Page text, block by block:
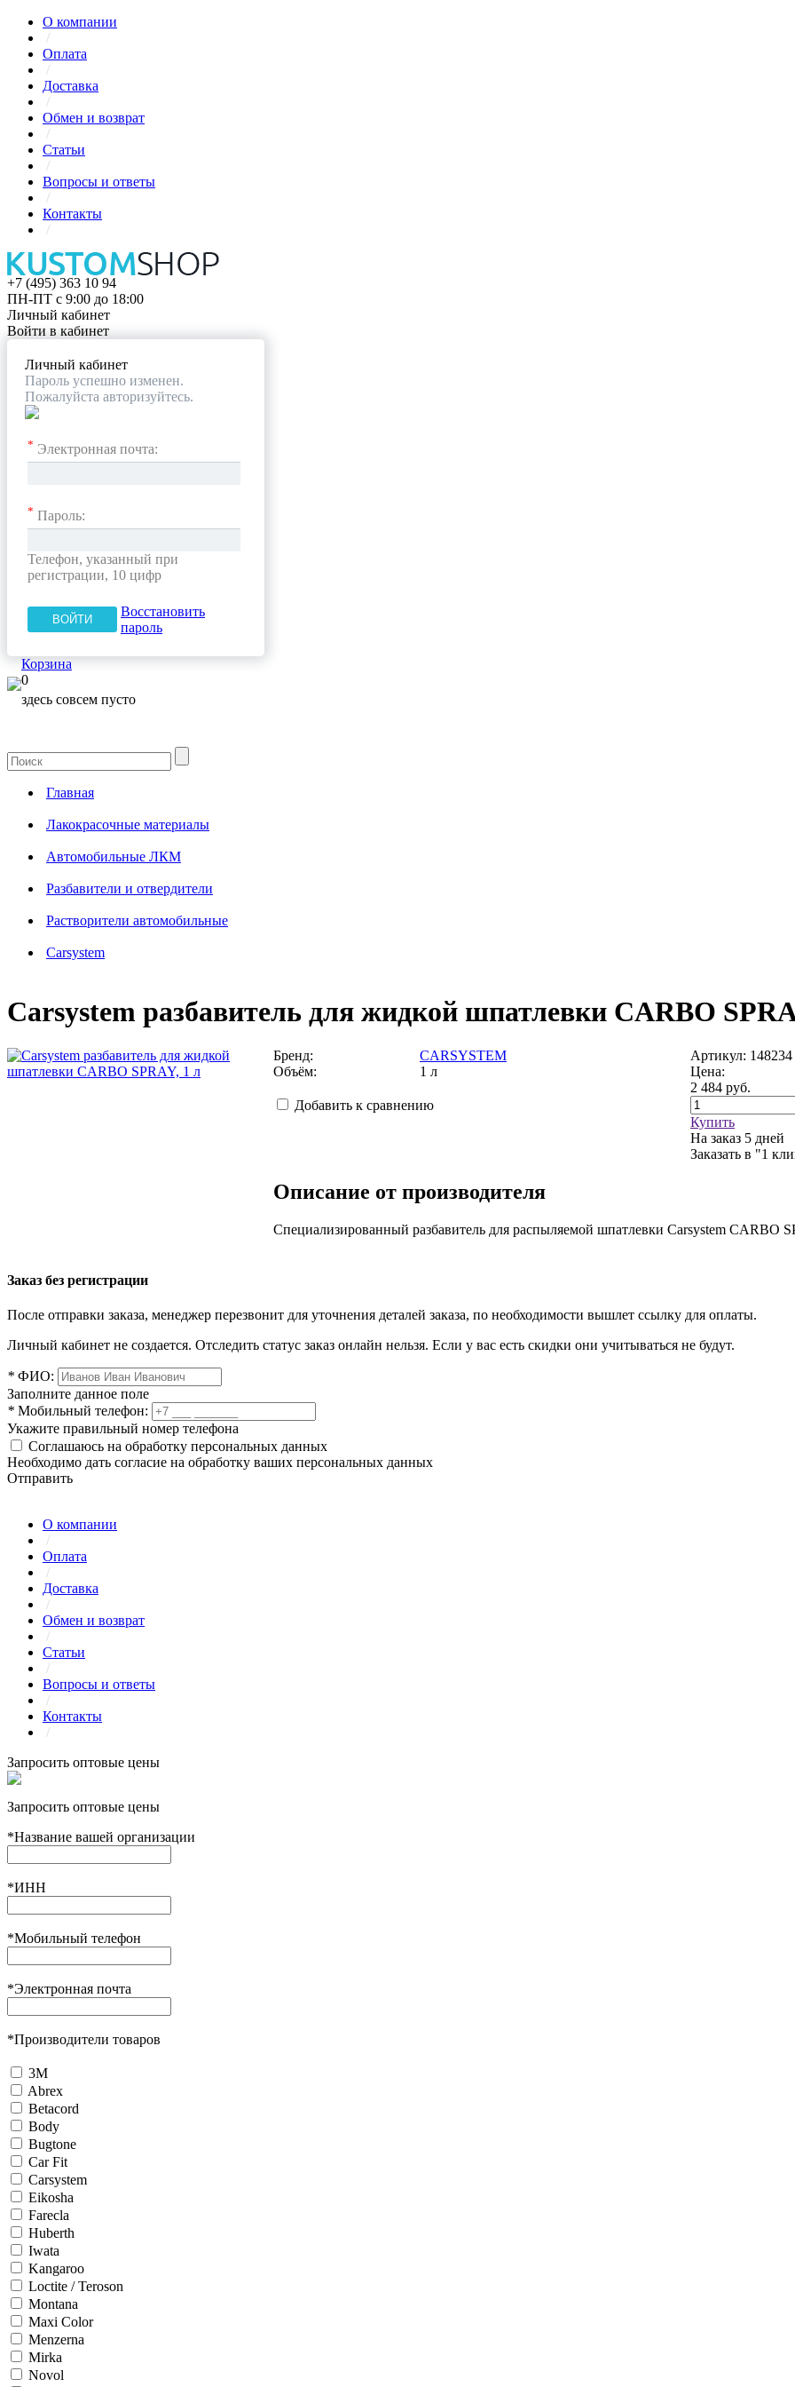
О компании
/
Оплата
/
Доставка
/
Обмен и возврат
/
Статьи
/
Вопросы и ответы
/
Контакты
/
+7 (495) 363 10 94
ПН-ПТ с 9:00 до 18:00
Личный кабинет
Войти в кабинет
Личный кабинет
Пароль успешно изменен.
Пожалуйста авторизуйтесь.
* Электронная почта:
* Пароль:
Телефон, указанный при
регистрации, 10 цифр
Восстановить
пароль
Корзина
0
здесь совсем пусто
Главная
Лакокрасочные материалы
Автомобильные ЛКМ
Разбавители и отвердители
Растворители автомобильные
Carsystem
Carsystem разбавитель для жидкой шпатлевки CARBO
Бренд:
CARSYSTEM
Объём:
1 л
Добавить к сравнению
Артикул: 148234
Цена:
2 484 руб.
Купить
На заказ 5 дней
Заказать в "1
Описание от производителя
Специализированный разбавитель для распыляемой шпатлевки Carsystem CARBO
Заказ без регистрации
После отправки заказа, менеджер перезвонит для уточнения деталей заказа, по необходимости вышлет ссылку для оплаты.
Личный кабинет не создается. Отследить статус заказ онлайн нельзя. Если у вас есть скидки они учитываться не будут.
* ФИО:
Заполните данное поле
* Мобильный телефон:
Укажите правильный номер телефона
Соглашаюсь на обработку персональных данных
Необходимо дать согласие на обработку ваших персональных данных
Отправить
О компании
/
Оплата
/
Доставка
/
Обмен и возврат
/
Статьи
/
Вопросы и ответы
/
Контакты
/
Запросить оптовые цены
Запросить оптовые цены
*Название вашей организации
*ИНН
*Мобильный телефон
*Электронная почта
*Производители товаров
3М
Abrex
Betacord
Body
Bugtone
Car Fit
Carsystem
Eikosha
Farecla
Huberth
Iwata
Kangaroo
Loctite / Teroson
Montana
Maxi Color
Menzerna
Mirka
Novol